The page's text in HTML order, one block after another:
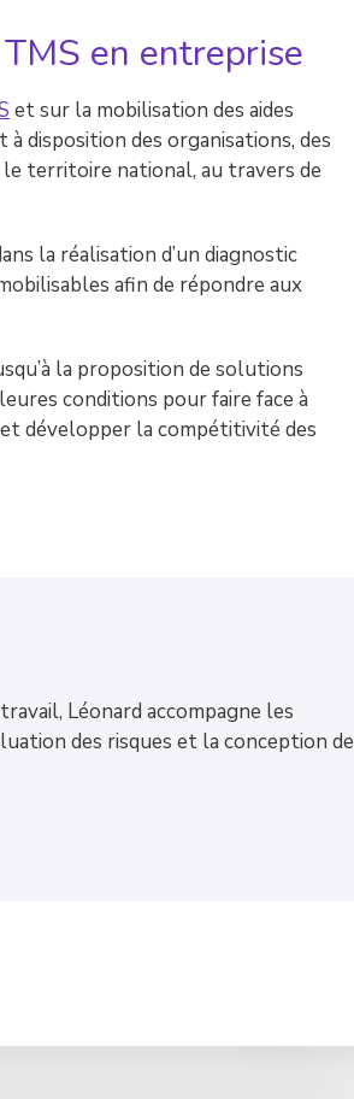
en entreprise
et sur la mobilisation des aides
disposition des organisations, des
territoire national, au travers de
la réalisation d’un diagnostic
afin de répondre aux
la proposition de solutions
conditions pour faire face à
développer la compétitivité des
Léonard accompagne les
des risques et la conception de